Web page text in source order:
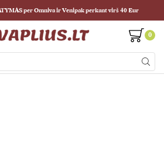
per Omniva ir Venipak perkant virš 40 Eur
0